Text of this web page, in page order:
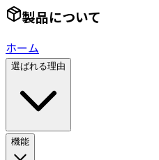
製品について
ホーム
選ばれる理由
機能